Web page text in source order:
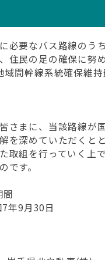
必要なバス路線のう
住民の足の確保に努め
域間幹線系統確保維
さまに、当該路線が
を深めていただくと
取組を行っていく上
です。
間
年9月30日